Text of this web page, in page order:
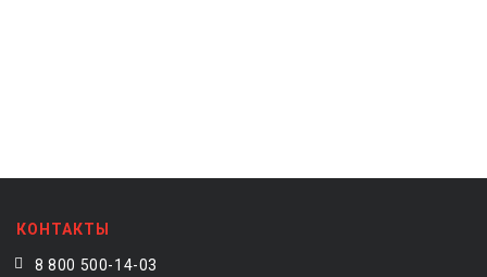
КОНТАКТЫ
8 800 500-14-03